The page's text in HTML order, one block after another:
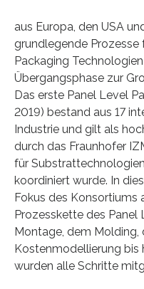
aus Europa, den USA
grundlegende Prozesse
Packaging
Übergangsphase zur
Das erste Panel Level
2019) bestand aus 17
Industrie und gilt als
durch das Fraunhofer
für
koordiniert wurde. In
Fokus des Konsortiums
Prozesskette des Panel
Montage, dem Molding,
Kostenmodellierung bis
wurden alle Schritte